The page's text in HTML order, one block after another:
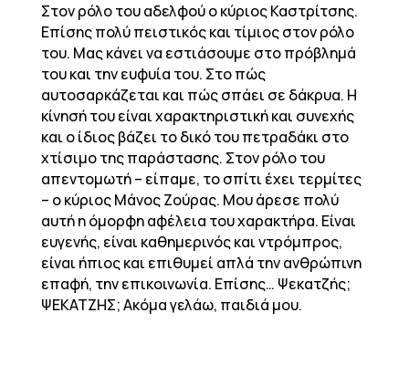
Στον ρόλο του αδελφού ο κύριος Καστρίτσης.
Επίσης πολύ πειστικός και τίμιος στον ρόλο
του. Μας κάνει να εστιάσουμε στο πρόβλημά
του και την ευφυία του. Στο πώς
αυτοσαρκάζεται και πώς σπάει σε δάκρυα. Η
κίνησή του είναι χαρακτηριστική και συνεχής
και ο ίδιος βάζει το δικό του πετραδάκι στο
χτίσιμο της παράστασης. Στον ρόλο του
απεντομωτή – είπαμε, το σπίτι έχει τερμίτες
– ο κύριος Μάνος Ζούρας. Μου άρεσε πολύ
αυτή η όμορφη αφέλεια του χαρακτήρα. Είναι
ευγενής, είναι καθημερινός και ντρόμπρος,
είναι ήπιος και επιθυμεί απλά την ανθρώπινη
επαφή, την επικοινωνία. Επίσης… Ψεκατζής;
ΨΕΚΑΤΖΗΣ; Ακόμα γελάω, παιδιά μου.